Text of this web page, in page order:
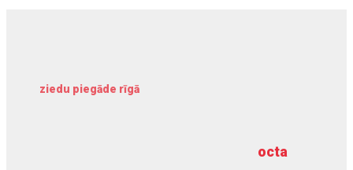
octa
ziedu piegāde rīgā
dziļurbums